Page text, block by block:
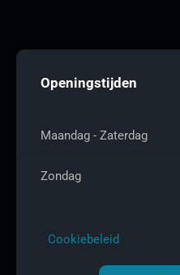
Openingstijden
Maandag - Zaterdag
Zondag
Cookiebeleid